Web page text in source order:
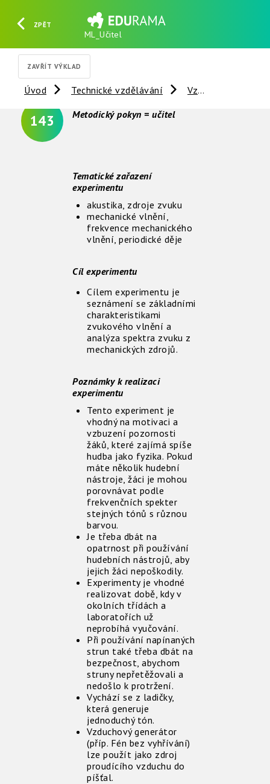
ZPĚT
ML_Učitel
ZAVŘÍT VÝKLAD
Úvod Technické vzdělávání Vzdálené experimenty
143 Metodický pokyn = učitel
Tematické zařazení
experimentu
akustika, zdroje zvuku
mechanické vlnění,
frekvence mechanického
vlnění, periodické děje
Cíl experimentu
Cílem experimentu je
seznámení se základními
charakteristikami
zvukového vlnění a
analýza spektra zvuku z
mechanických zdrojů.
Poznámky k realizaci
experimentu
Tento experiment je
vhodný na motivaci a
vzbuzení pozornosti
žáků, které zajímá spíše
hudba jako fyzika. Pokud
máte několik hudební
nástroje, žáci je mohou
porovnávat podle
frekvenčních spekter
stejných tónů s různou
barvou.
Je třeba dbát na
opatrnost při používání
hudebních nástrojů, aby
jejich žáci nepoškodily.
Experimenty je vhodné
realizovat době, kdy v
okolních třídách a
laboratořích už
neprobíhá vyučování.
Při používání napínaných
strun také třeba dbát na
bezpečnost, abychom
struny nepřetěžovali a
nedošlo k protržení.
Vychází se z ladičky,
která generuje
jednoduchý tón.
Vzduchový generátor
(příp. Fén bez vyhřívání)
lze použít jako zdroj
proudícího vzduchu do
píšťal.